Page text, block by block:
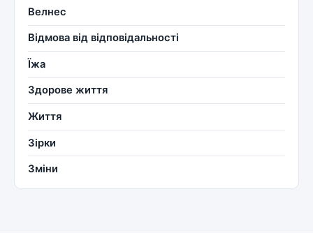
Велнес
Відмова від відповідальності
Їжа
Здорове життя
Життя
Зірки
Зміни